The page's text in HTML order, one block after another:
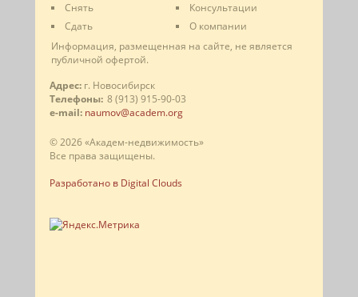
Снять
Сдать
Консультации
О компании
Информация, размещенная на сайте, не является
публичной офертой.
Адрес: г. Новосибирск
Телефоны: 8 (913) 915-90-03
e-mail: naumov@academ.org
© 2026 «Академ-недвижимость»
Все права защищены.
Разработано в Digital Clouds